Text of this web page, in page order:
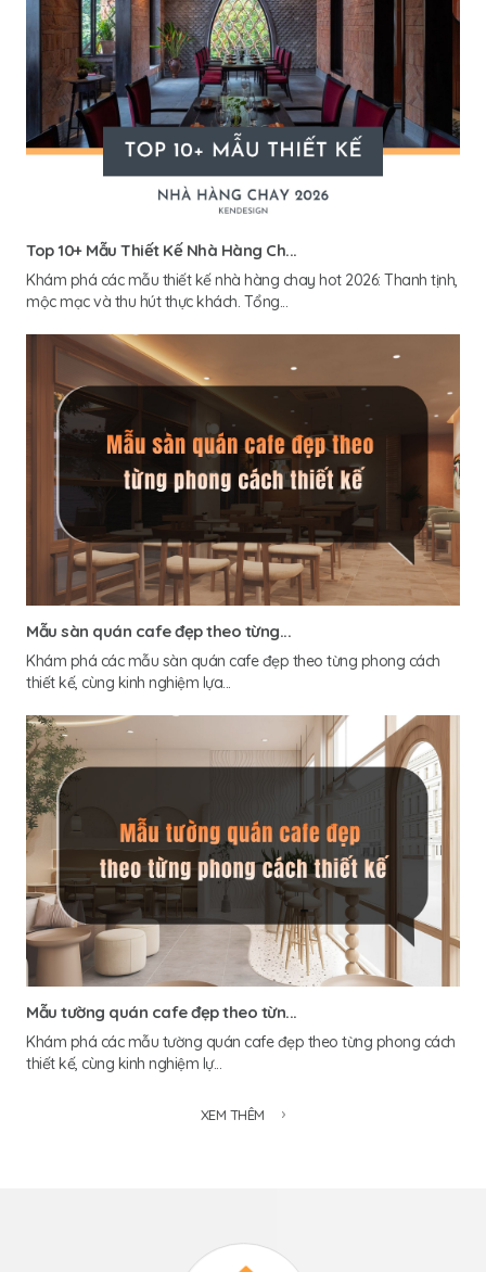
Top 10+ Mẫu Thiết Kế Nhà Hàng Ch...
Khám phá các mẫu thiết kế nhà hàng chay hot 2026: Thanh tịnh,
mộc mạc và thu hút thực khách. Tổng...
Mẫu sàn quán cafe đẹp theo từng...
Khám phá các mẫu sàn quán cafe đẹp theo từng phong cách
thiết kế, cùng kinh nghiệm lựa...
Mẫu tường quán cafe đẹp theo từn...
Khám phá các mẫu tường quán cafe đẹp theo từng phong cách
thiết kế, cùng kinh nghiệm lự...
XEM THÊM